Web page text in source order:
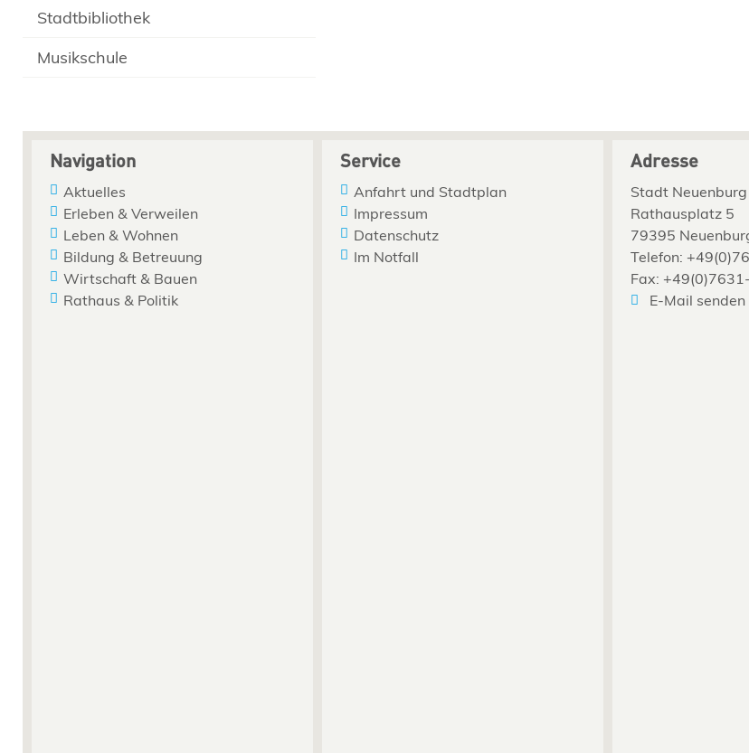
Stadtbibliothek
Musikschule
Navigation
Aktuelles
Erleben & Verweilen
Leben & Wohnen
Bildung & Betreuung
Wirtschaft & Bauen
Rathaus & Politik
Service
Anfahrt und Stadtplan
Impressum
Datenschutz
Im Notfall
Adresse
Stadt
Rathausplatz 5
79395
Telefon:
Fax:
E-Mail senden